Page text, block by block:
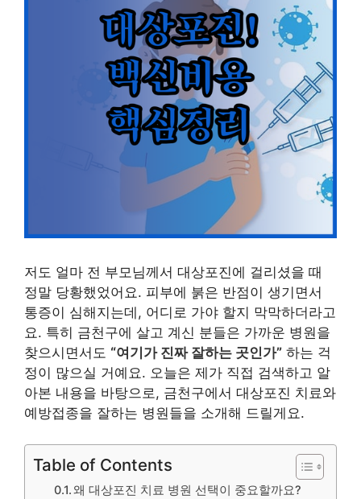
저도 얼마 전 부모님께서 대상포진에 걸리셨을 때
정말 당황했었어요. 피부에 붉은 반점이 생기면서
통증이 심해지는데, 어디로 가야 할지 막막하더라고
요. 특히 금천구에 살고 계신 분들은 가까운 병원을
찾으시면서도 “여기가 진짜 잘하는 곳인가” 하는 걱
정이 많으실 거예요. 오늘은 제가 직접 검색하고 알
아본 내용을 바탕으로, 금천구에서 대상포진 치료와
예방접종을 잘하는 병원들을 소개해 드릴게요.
Table of Contents
왜 대상포진 치료 병원 선택이 중요할까요?